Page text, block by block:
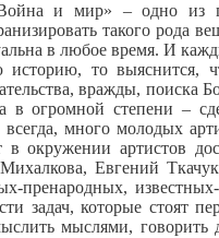
и мир» – одно из
такого рода
в любое время. И
то выяснится,
вражды, поиска
огромной степени –
много молодых
окружении артистов
Евгений
пренародных,
задач, которые стоят
мыслями,